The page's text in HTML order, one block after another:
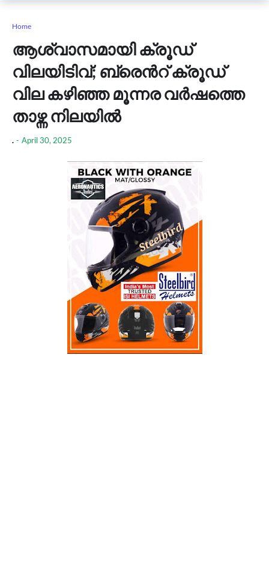
Home
ആശ്വാസമായി ക്രൂഡ്
വിലയിടിവ്; ബ്രെന്‍റ് ക്രൂഡ്
വില കഴിഞ്ഞ മൂന്നര വര്‍ഷത്തെ
താഴ്ന്ന നിലയില്‍
. - April 30, 2025